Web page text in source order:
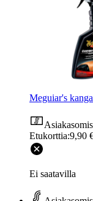
Meguiar's
Etukorttia:9,90
Ei saatavilla